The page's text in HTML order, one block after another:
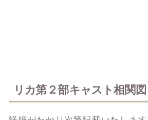
リカ第２部キャスト相関図